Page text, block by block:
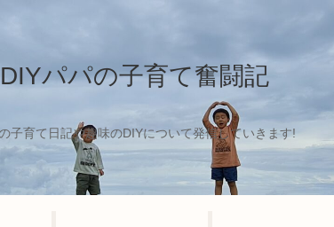
DIYパパの子育て奮闘記
子育て日記や趣味のDIYについて発信していきます!